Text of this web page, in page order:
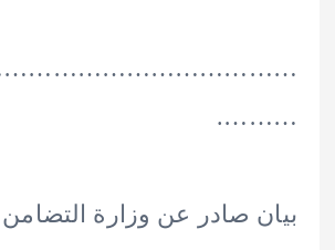
صادر عن وزارة التضامن